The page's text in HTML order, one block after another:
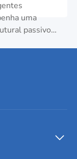
uma
passivo